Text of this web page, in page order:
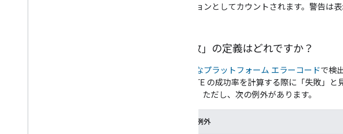
ザクションとしてカウントされます。警告は
「失敗」の定義はどれですか？
一般的なプラットフォーム エラーコードで検
EXECUTE の成功率を計算する際に「失敗」と
ります。ただし、次の例外があります。
障害の例外